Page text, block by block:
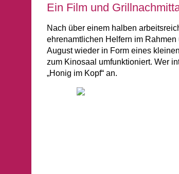
Ein Film und
Nach über einem halben
ehrenamtlichen Helfern im
August wieder in Form eines
zum Kinosaal umfunktioniert. Wer
„Honig im Kopf“ an.